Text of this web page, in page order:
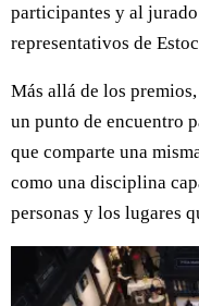
participantes y al
representativos de
Más allá de los
un punto de encuentro
que comparte una
como una disciplina
personas y los lugares